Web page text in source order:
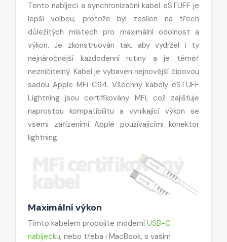
Tento nabíjecí a synchronizační kabel eSTUFF je
lepší volbou, protože byl zesílen na třech
důležitých místech pro maximální odolnost a
výkon. Je zkonstruován tak, aby vydržel i ty
nejnáročnější každodenní rutiny a je téměř
nezničitelný. Kabel je vybaven nejnovější čipovou
sadou Apple MFi C94. Všechny kabely eSTUFF
Lightning jsou certifikovány MFi, což zajišťuje
naprostou kompatibilitu a vynikající výkon se
všemi zařízeními Apple používajícími konektor
lightning.
Maximální výkon
Tímto kabelem propojíte moderní USB-C
nabíječku, nebo třeba i MacBook, s vaším